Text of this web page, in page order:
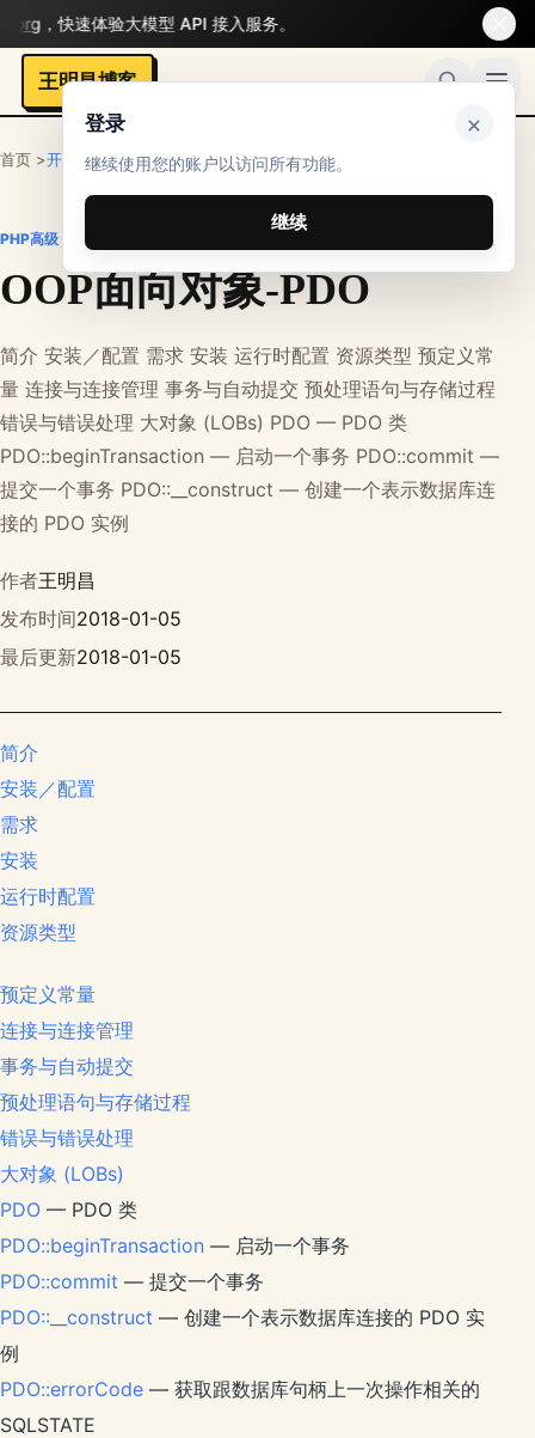
登录 ×
继续使用您的账户以访问所有功能。
继续
，快速体验大模型 API 接入服务。
王明昌博客
首页 >开发者>PHP笔记>PHP高级
PHP高级
OOP面向对象-PDO
简介 安装／配置 需求 安装 运行时配置 资源类型 预定义常
量 连接与连接管理 事务与自动提交 预处理语句与存储过程
错误与错误处理 大对象 (LOBs) PDO — PDO 类
PDO::beginTransaction — 启动一个事务 PDO::commit —
提交一个事务 PDO::__construct — 创建一个表示数据库连
接的 PDO 实例
作者王明昌
发布时间2018-01-05
最后更新2018-01-05
简介
安装／配置
需求
安装
运行时配置
资源类型
预定义常量
连接与连接管理
事务与自动提交
预处理语句与存储过程
错误与错误处理
大对象 (LOBs)
PDO — PDO 类
PDO::beginTransaction — 启动一个事务
PDO::commit — 提交一个事务
PDO::__construct — 创建一个表示数据库连接的 PDO 实
例
PDO::errorCode — 获取跟数据库句柄上一次操作相关的
SQLSTATE